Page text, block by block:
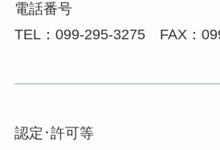
電話番号
TEL：099-295-3275 FAX：
認定･許可等